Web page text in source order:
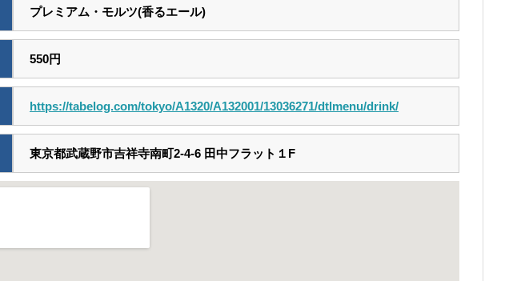
プレミアム・モルツ(香るエール)
550円
https://tabelog.com/tokyo/A1320/A132001/13036271/dtlmenu/drink/
東京都武蔵野市吉祥寺南町2-4-6 田中フラット１F